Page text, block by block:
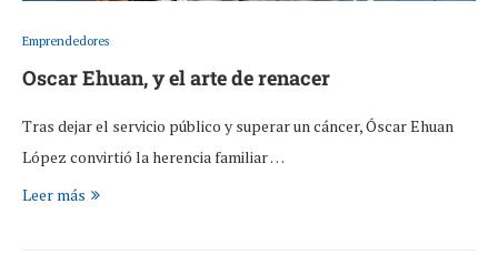
Emprendedores
Oscar Ehuan, y el arte de renacer
Tras dejar el servicio público y superar un cáncer, Óscar Ehuan
López convirtió la herencia familiar …
Leer más